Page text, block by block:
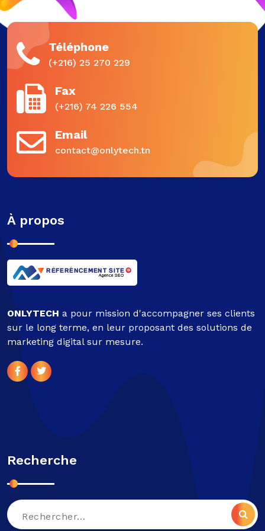
Téléphone
(+216) 25 270 229
Fax
(+216) 74 226 554
Email
contact@onlytech.tn
À propos
ONLYTECH a pour mission d'accompagner ses clients
sur le long terme, en leur proposant des solutions de
marketing digital sur mesure.
Recherche
Recherche